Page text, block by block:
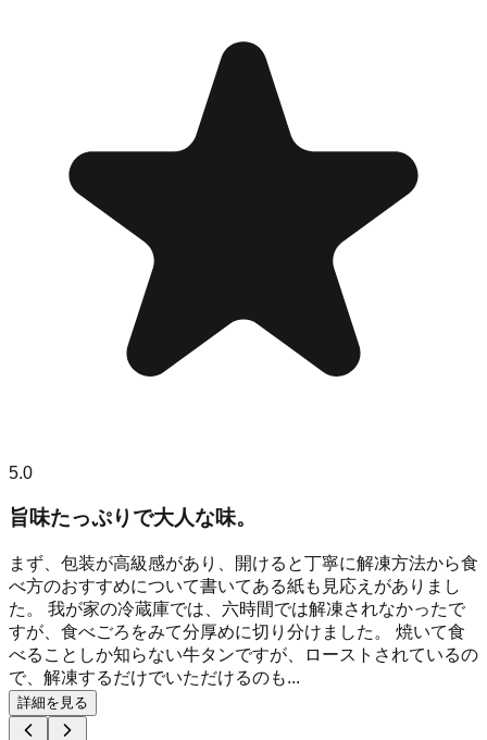
5.0
旨味たっぷりで大人な味。
まず、包装が高級感があり、開けると丁寧に解凍方法から食
べ方のおすすめについて書いてある紙も見応えがありまし
た。 我が家の冷蔵庫では、六時間では解凍されなかったで
すが、食べごろをみて分厚めに切り分けました。 焼いて食
べることしか知らない牛タンですが、ローストされているの
で、解凍するだけでいただけるのも...
詳細を見る